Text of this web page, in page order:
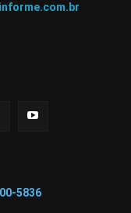
5836